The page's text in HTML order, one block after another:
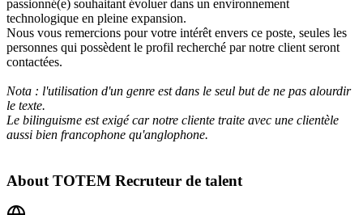
passionné(e) souhaitant évoluer dans un environnement
technologique en pleine expansion.
Nous vous remercions pour votre intérêt envers ce poste, seules les
personnes qui possèdent le profil recherché par notre client seront
contactées.
Nota : l'utilisation d'un genre est dans le seul but de ne pas alourdir
le texte.
Le bilinguisme est exigé car notre cliente traite avec une clientèle
aussi bien francophone qu'anglophone.
About TOTEM Recruteur de talent